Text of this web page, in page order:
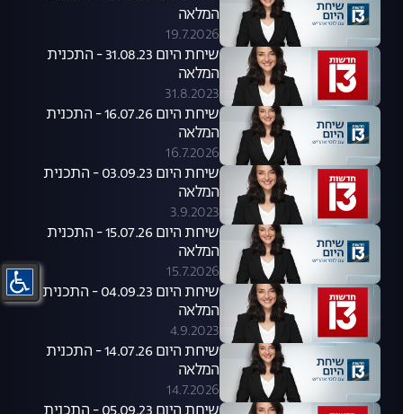
המלאה
19.7.2026
שיחת היום 31.08.23 - התכנית
המלאה
31.8.2023
שיחת היום 16.07.26 - התכנית
המלאה
16.7.2026
שיחת היום 03.09.23 - התכנית
המלאה
3.9.2023
שיחת היום 15.07.26 - התכנית
המלאה
15.7.2026
שיחת היום 04.09.23 - התכנית
המלאה
4.9.2023
שיחת היום 14.07.26 - התכנית
המלאה
14.7.2026